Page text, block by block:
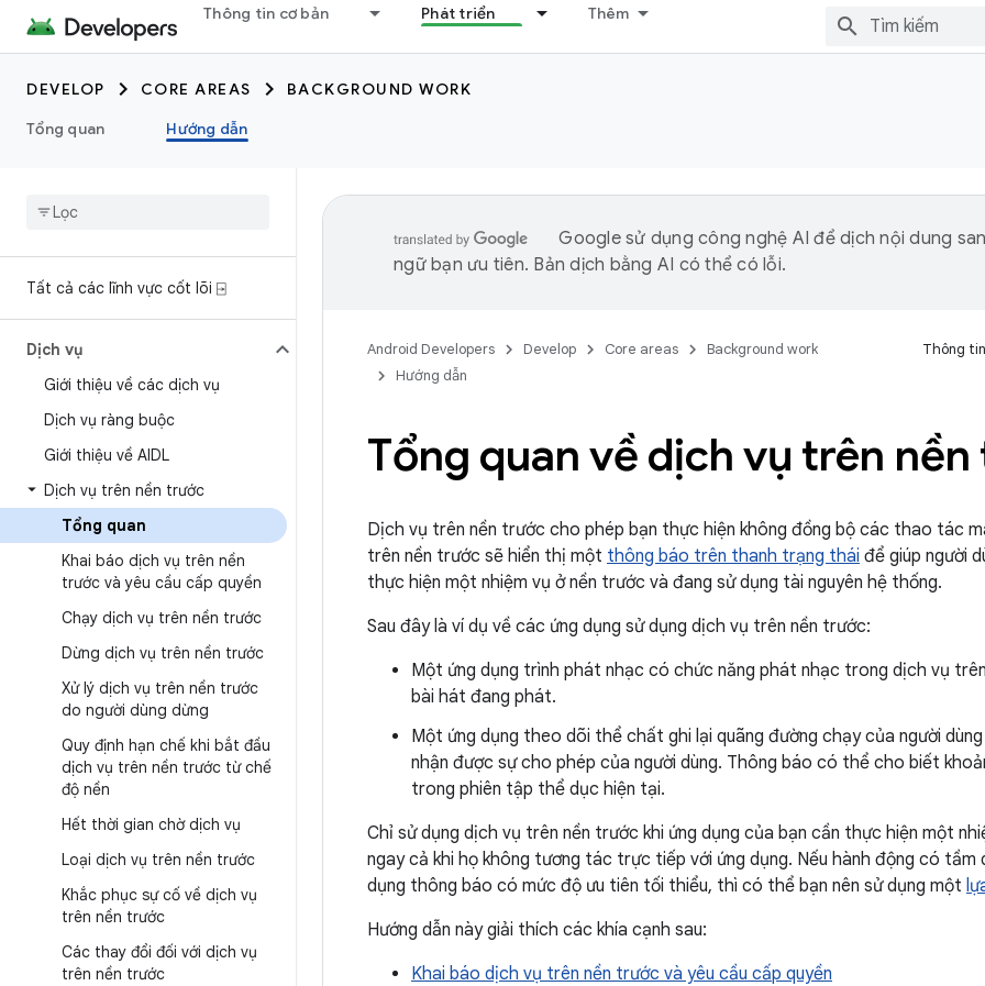
Thông tin cơ bản Phát triển Thêm
DEVELOP CORE AREAS
BACKGROUND WORK
Tổng quan
Hướng dẫn
Tất cả các lĩnh vực cốt lõi ⍈
Dịch vụ
Giới thiệu về các dịch vụ
Dịch vụ ràng buộc
Giới thiệu về AIDL
Dịch vụ trên nền trước
Tổng quan
Khai báo dịch vụ trên nền
trước và yêu cầu cấp quyền
Chạy dịch vụ trên nền trước
Dừng dịch vụ trên nền trước
Xử lý dịch vụ trên nền trước
do người dùng dừng
Quy định hạn chế khi bắt đầu
dịch vụ trên nền trước từ chế
độ nền
Hết thời gian chờ dịch vụ
Loại dịch vụ trên nền trước
Khắc phục sự cố về dịch vụ
trên nền trước
Các thay đổi đối với dịch vụ
trên nền trước
Google sử dụng công nghệ AI để dịch nội dung
ngữ bạn ưu tiên. Bản dịch bằng AI có thể có lỗi.
Android Developers Develop Core areas
Background work
Hướng dẫn
Thông
Tổng quan về dịch vụ trên
Dịch vụ trên nền trước cho phép bạn thực hiện không đồng bộ các thao tác
trên nền trước sẽ hiển thị một thông báo trên thanh trạng thái để giúp người
thực hiện một nhiệm vụ ở nền trước và đang sử dụng tài nguyên hệ thống.
Sau đây là ví dụ về các ứng dụng sử dụng dịch vụ trên nền trước:
Một ứng dụng trình phát nhạc có chức năng phát nhạc trong dịch vụ
bài hát đang phát.
Một ứng dụng theo dõi thể chất ghi lại quãng đường chạy của người
nhận được sự cho phép của người dùng. Thông báo có thể cho biết
trong phiên tập thể dục hiện tại.
Chỉ sử dụng dịch vụ trên nền trước khi ứng dụng của bạn cần thực hiện một
ngay cả khi họ không tương tác trực tiếp với ứng dụng. Nếu hành động có tầm
dụng thông báo có mức độ ưu tiên tối thiểu, thì có thể bạn nên sử dụng một
Hướng dẫn này giải thích các khía cạnh sau:
Khai báo dịch vụ trên nền trước và yêu cầu cấp quyền